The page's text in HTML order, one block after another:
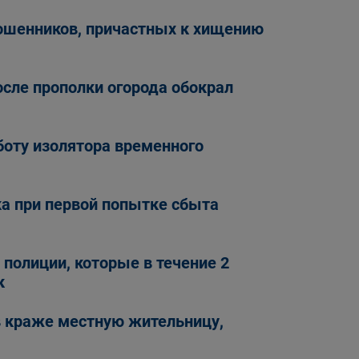
причастных к хищению
прополки огорода обокрал
изолятора временного
при первой попытке сбыта
которые в течение 2
местную жительницу,